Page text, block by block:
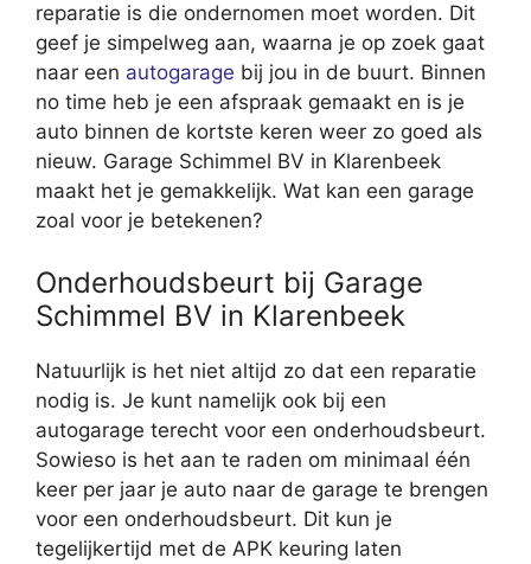
reparatie is die ondernomen moet worden. Dit
geef je simpelweg aan, waarna je op zoek gaat
naar een autogarage bij jou in de buurt. Binnen
no time heb je een afspraak gemaakt en is je
auto binnen de kortste keren weer zo goed als
nieuw. Garage Schimmel BV in Klarenbeek
maakt het je gemakkelijk. Wat kan een garage
zoal voor je betekenen?
Onderhoudsbeurt bij Garage
Schimmel BV in Klarenbeek
Natuurlijk is het niet altijd zo dat een reparatie
nodig is. Je kunt namelijk ook bij een
autogarage terecht voor een onderhoudsbeurt.
Sowieso is het aan te raden om minimaal één
keer per jaar je auto naar de garage te brengen
voor een onderhoudsbeurt. Dit kun je
tegelijkertijd met de APK keuring laten